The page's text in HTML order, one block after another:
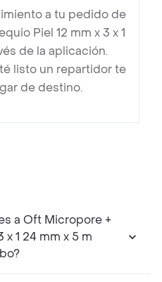
a tu pedido de
Piel 12 mm x 3 x 1
de la aplicación.
listo un repartidor te
de destino.
a Oft Micropore +
1 24 mm x 5 m